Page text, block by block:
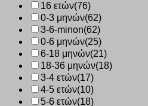
16 ετών(76)
0-3 μηνών(62)
3-6-minon(62)
0-6 μηνών(25)
6-18 μηνών(21)
18-36 μηνών(18)
3-4 ετών(17)
4-5 ετών(10)
5-6 ετών(18)